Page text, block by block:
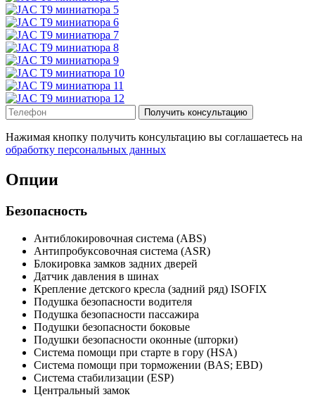
Получить консультацию
Нажимая кнопку получить консультацию вы соглашаетесь на
обработку персональных данных
Опции
Безопасность
Антиблокировочная система (ABS)
Антипробуксовочная система (ASR)
Блокировка замков задних дверей
Датчик давления в шинах
Крепление детского кресла (задний ряд) ISOFIX
Подушка безопасности водителя
Подушка безопасности пассажира
Подушки безопасности боковые
Подушки безопасности оконные (шторки)
Система помощи при старте в гору (HSA)
Система помощи при торможении (BAS; EBD)
Система стабилизации (ESP)
Центральный замок